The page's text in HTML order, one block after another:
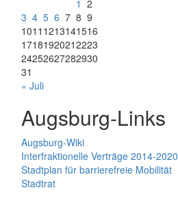
1 2
3 4 5 6 7 8 9
1011 1213141516
17181920212223
24252627282930
31
« Juli
Augsburg-Links
Augsburg-Wiki
Interfraktionelle Verträge 2014-2020
Stadtplan für barrierefreie Mobilität
Stadtrat